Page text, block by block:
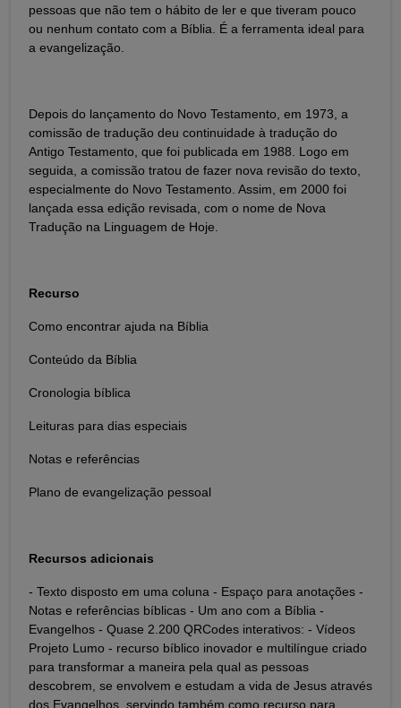
pessoas que não tem o hábito de ler e que tiveram pouco
ou nenhum contato com a Bíblia. É a ferramenta ideal para
a evangelização.
Depois do lançamento do Novo Testamento, em 1973, a
comissão de tradução deu continuidade à tradução do
Antigo Testamento, que foi publicada em 1988. Logo em
seguida, a comissão tratou de fazer nova revisão do texto,
especialmente do Novo Testamento. Assim, em 2000 foi
lançada essa edição revisada, com o nome de Nova
Tradução na Linguagem de Hoje.
Recurso
Como encontrar ajuda na Bíblia
Conteúdo da Bíblia
Cronologia bíblica
Leituras para dias especiais
Notas e referências
Plano de evangelização pessoal
Recursos adicionais
- Texto disposto em uma coluna - Espaço para anotações -
Notas e referências bíblicas - Um ano com a Bíblia -
Evangelhos - Quase 2.200 QRCodes interativos: - Vídeos
Projeto Lumo - recurso bíblico inovador e multilíngue criado
para transformar a maneira pela qual as pessoas
descobrem, se envolvem e estudam a vida de Jesus através
dos Evangelhos, servindo também como recurso para